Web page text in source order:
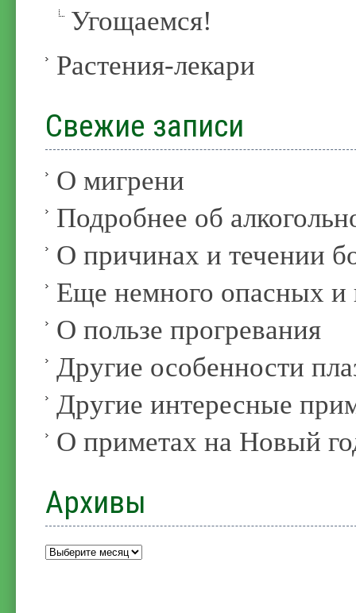
Угощаемся!
Растения-лекари
Свежие записи
О мигрени
Подробнее об
О причинах и течении
Еще немного опасных и
О пользе прогревания
Другие особенности
Другие интересные
О приметах на Новый
Архивы